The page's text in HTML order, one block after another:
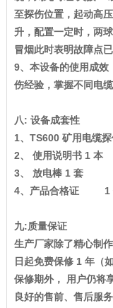
至探伤位置，起动高
升，配置一定时，两
冒烟此时表明故障点已
9、本设备的使用成效
伤经验，掌握不同电
八: 设备成套性
1、TS600 矿用电缆
2、 使用说明书 1 本
3、 放电棒 1 套
4、产品合格证 1
九:质量保证
生产厂家除了精心制
日起免费保修 1 年（
保修期外， 用户仍将
良好的售前、售后服